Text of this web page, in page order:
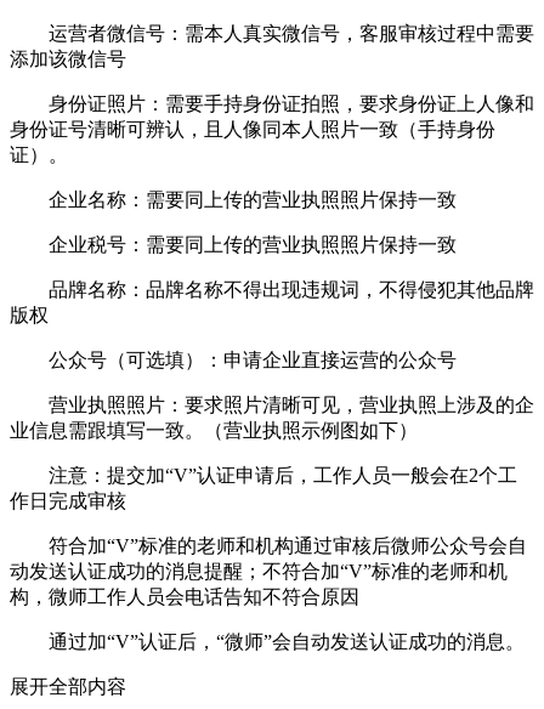
运营者微信号：需本人真实微信号，客服审核过程中需要
添加该微信号
身份证照片：需要手持身份证拍照，要求身份证上人像和
身份证号清晰可辨认，且人像同本人照片一致（手持身份
证）。
企业名称：需要同上传的营业执照照片保持一致
企业税号：需要同上传的营业执照照片保持一致
品牌名称：品牌名称不得出现违规词，不得侵犯其他品牌
版权
公众号（可选填）：申请企业直接运营的公众号
营业执照照片：要求照片清晰可见，营业执照上涉及的企
业信息需跟填写一致。（营业执照示例图如下）
注意：提交加“V”认证申请后，工作人员一般会在2个工
作日完成审核
符合加“V”标准的老师和机构通过审核后微师公众号会自
动发送认证成功的消息提醒；不符合加“V”标准的老师和机
构，微师工作人员会电话告知不符合原因
通过加“V”认证后，“微师”会自动发送认证成功的消息。
展开全部内容